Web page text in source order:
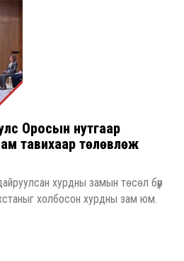
Оросын нутгаар
тавихаар төлөвлөж
хурдны замын төсөл бүр
холбосон хурдны зам юм.